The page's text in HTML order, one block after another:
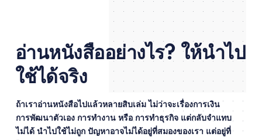
อ่านหนังสืออย่างไร? ให้นำไป
ใช้ได้จริง
ถ้าเราอ่านหนังสือไปแล้วหลายสิบเล่ม ไม่ว่าจะเรื่องการเงิน
การพัฒนาตัวเอง การทำงาน หรือ การทำธุรกิจ แต่กลับจำแทบ
ไม่ได้ นำไปใช้ไม่ถูก ปัญหาอาจไม่ได้อยู่ที่สมองของเรา แต่อยู่ที่